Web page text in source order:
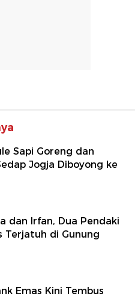
Sapi Goreng dan
Jogja Diboyong ke
dan Irfan, Dua Pendaki
Terjatuh di Gunung
Emas Kini Tembus